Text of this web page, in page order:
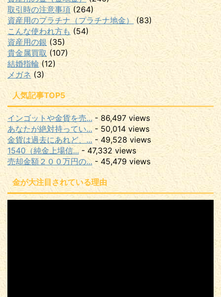
取引時の注意事項 (264)
資産用のプラチナ（プラチナ地金） (83)
こんな使われ方も (54)
資産用の銀 (35)
貴金属買取 (107)
結婚指輪(12)
メガネ (3)
人気記事TOP5
インゴットや金貨を売... - 86,497 views
あなたが絶対持ってい... - 50,014 views
金貨は過去にあれど、... - 49,528 views
1540（純金上場信... - 47,332 views
売却金額２００万円の... - 45,479 views
金が大注目されている理由